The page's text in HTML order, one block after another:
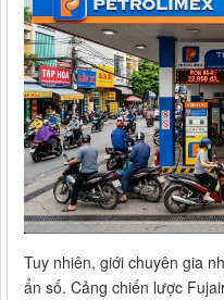
Tuy nhiên, giới chuyên gia
ẩn số. Cảng chiến lược